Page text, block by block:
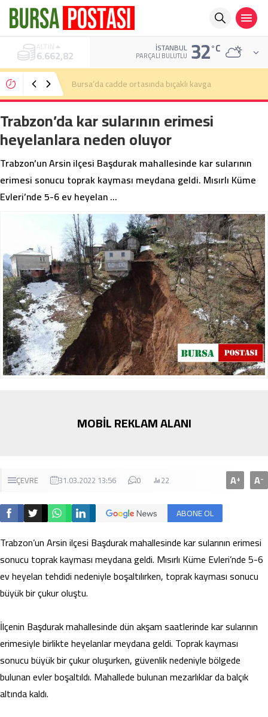
ALTIN
6.662,82 İSTANBUL
PARÇALI BULUTLU 32°C
Bursa’da cadde ortasında bıçaklı kavga
Trabzon’da kar sularının erimesi
heyelanlara neden oluyor
Trabzon’un Arsin ilçesi Başdurak mahallesinde kar sularının
erimesi sonucu toprak kayması meydana geldi. Mısırlı Küme
Evleri’nde 5-6 ev heyelan …
MOBİL REKLAM ALANI
ÇEVRE 31.03.2022 13:56 0 22 A+ A-
ABONE OL
Trabzon’un Arsin ilçesi Başdurak mahallesinde kar sularının erimesi
sonucu toprak kayması meydana geldi. Mısırlı Küme Evleri’nde 5-6
ev heyelan tehdidi nedeniyle boşaltılırken, toprak kayması sonucu
büyük bir çukur oluştu.
İlçenin Başdurak mahallesinde dün akşam saatlerinde kar sularının
erimesiyle birlikte heyelanlar meydana geldi. Toprak kayması
sonucu büyük bir çukur oluşurken, güvenlik nedeniyle bölgede
bulunan evler boşaltıldı. Mahallede bulunan mezarlıklar da balçık
altında kaldı.